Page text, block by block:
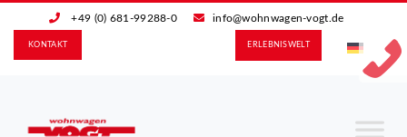
+49 (0) 681-99288-0 info@wohnwagen-vogt.de
ERLEBNIS­WELT
KONTAKT